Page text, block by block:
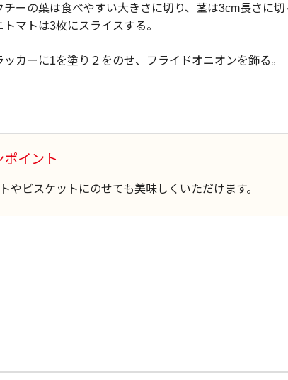
チーの葉は食べやすい大きさに切り、茎は3cm長さに切
トマトは3枚にスライスする。
ッカーに1を塗り２をのせ、フライドオニオンを飾る。
ポイント
やビスケットにのせても美味しくいただけます。